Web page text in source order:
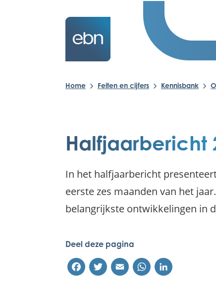
Home Feiten en cijfers Kennisbank
Halfjaarbericht
In het halfjaarbericht
eerste zes maanden van het
belangrijkste ontwikkelingen in
Deel deze pagina
FacebookTwitterEmail WhatsApp